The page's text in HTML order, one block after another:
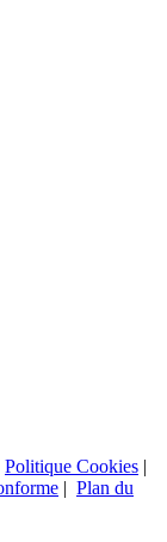
Politique Cookies |
| Plan du